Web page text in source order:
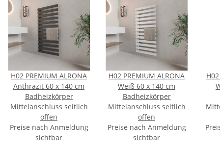
H02 PREMIUM ALRONA
Anthrazit 60 x 140 cm
Badheizkörper
Mittelanschluss seitlich
offen
Preise nach Anmeldung
sichtbar
H02 PREMIUM ALRONA
Weiß 60 x 140 cm
Badheizkörper
Mittelanschluss seitlich
offen
Preise nach Anmeldung
sichtbar